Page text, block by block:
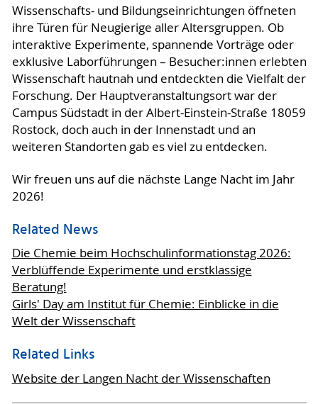
Wissenschafts- und Bildungseinrichtungen öffneten
ihre Türen für Neugierige aller Altersgruppen. Ob
interaktive Experimente, spannende Vorträge oder
exklusive Laborführungen – Besucher:innen erlebten
Wissenschaft hautnah und entdeckten die Vielfalt der
Forschung. Der Hauptveranstaltungsort war der
Campus Südstadt in der Albert-Einstein-Straße 18059
Rostock, doch auch in der Innenstadt und an
weiteren Standorten gab es viel zu entdecken.
Wir freuen uns auf die nächste Lange Nacht im Jahr
2026!
Related News
Die Chemie beim Hochschulinformationstag 2026:
Verblüffende Experimente und erstklassige
Beratung!
Girls' Day am Institut für Chemie: Einblicke in die
Welt der Wissenschaft
Related Links
Website der Langen Nacht der Wissenschaften